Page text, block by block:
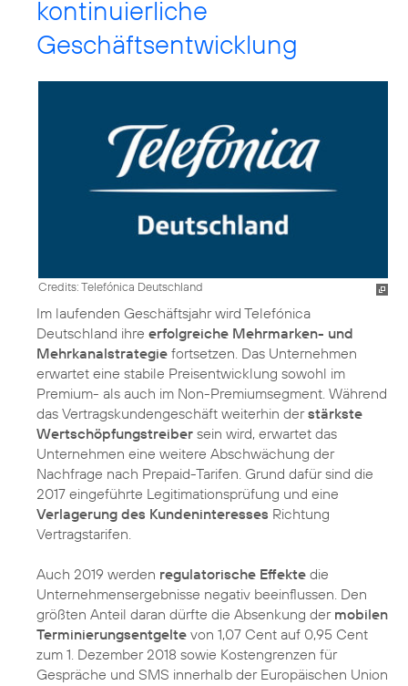
kontinuierliche
Geschäftsentwicklung
Credits: Telefónica Deutschland
Im laufenden Geschäftsjahr wird Telefónica
Deutschland ihre erfolgreiche Mehrmarken- und
Mehrkanalstrategie fortsetzen. Das Unternehmen
erwartet eine stabile Preisentwicklung sowohl im
Premium- als auch im Non-Premiumsegment. Während
das Vertragskundengeschäft weiterhin derstärkste
Wertschöpfungstreiber sein wird, erwartet das
Unternehmen eine weitere Abschwächung der
Nachfrage nach Prepaid-Tarifen. Grund dafür sind die
2017 eingeführte Legitimationsprüfung und eine
Verlagerung des Kundeninteresses Richtung
Vertragstarifen.
Auch 2019 werden regulatorische Effekte die
Unternehmensergebnisse negativ beeinflussen. Den
größten Anteil daran dürfte die Absenkung der mobilen
Terminierungsentgelte von 1,07 Cent auf 0,95 Cent
zum 1. Dezember 2018 sowie Kostengrenzen für
Gespräche und SMS innerhalb der Europäischen Union